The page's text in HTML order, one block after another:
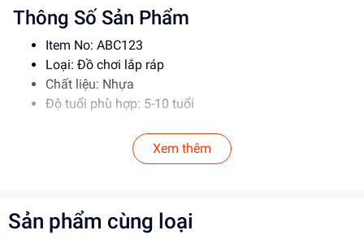
Thông Số Sản Phẩm
Item No: ABC123
Loại: Đồ chơi lắp ráp
Chất liệu: Nhựa
Độ tuổi phù hợp: 5-10 tuổi
Hướng Dẫn Sử Dụng
Đọc kỹ hướng dẫn trước khi sử dụng
Xem thêm
Sản phẩm cùng loại